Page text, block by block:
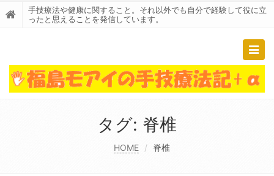
手技療法や健康に関すること。それ以外でも自分で経験して役に立
ったと思えることを発信しています。
タグ: 脊椎
HOME 脊椎